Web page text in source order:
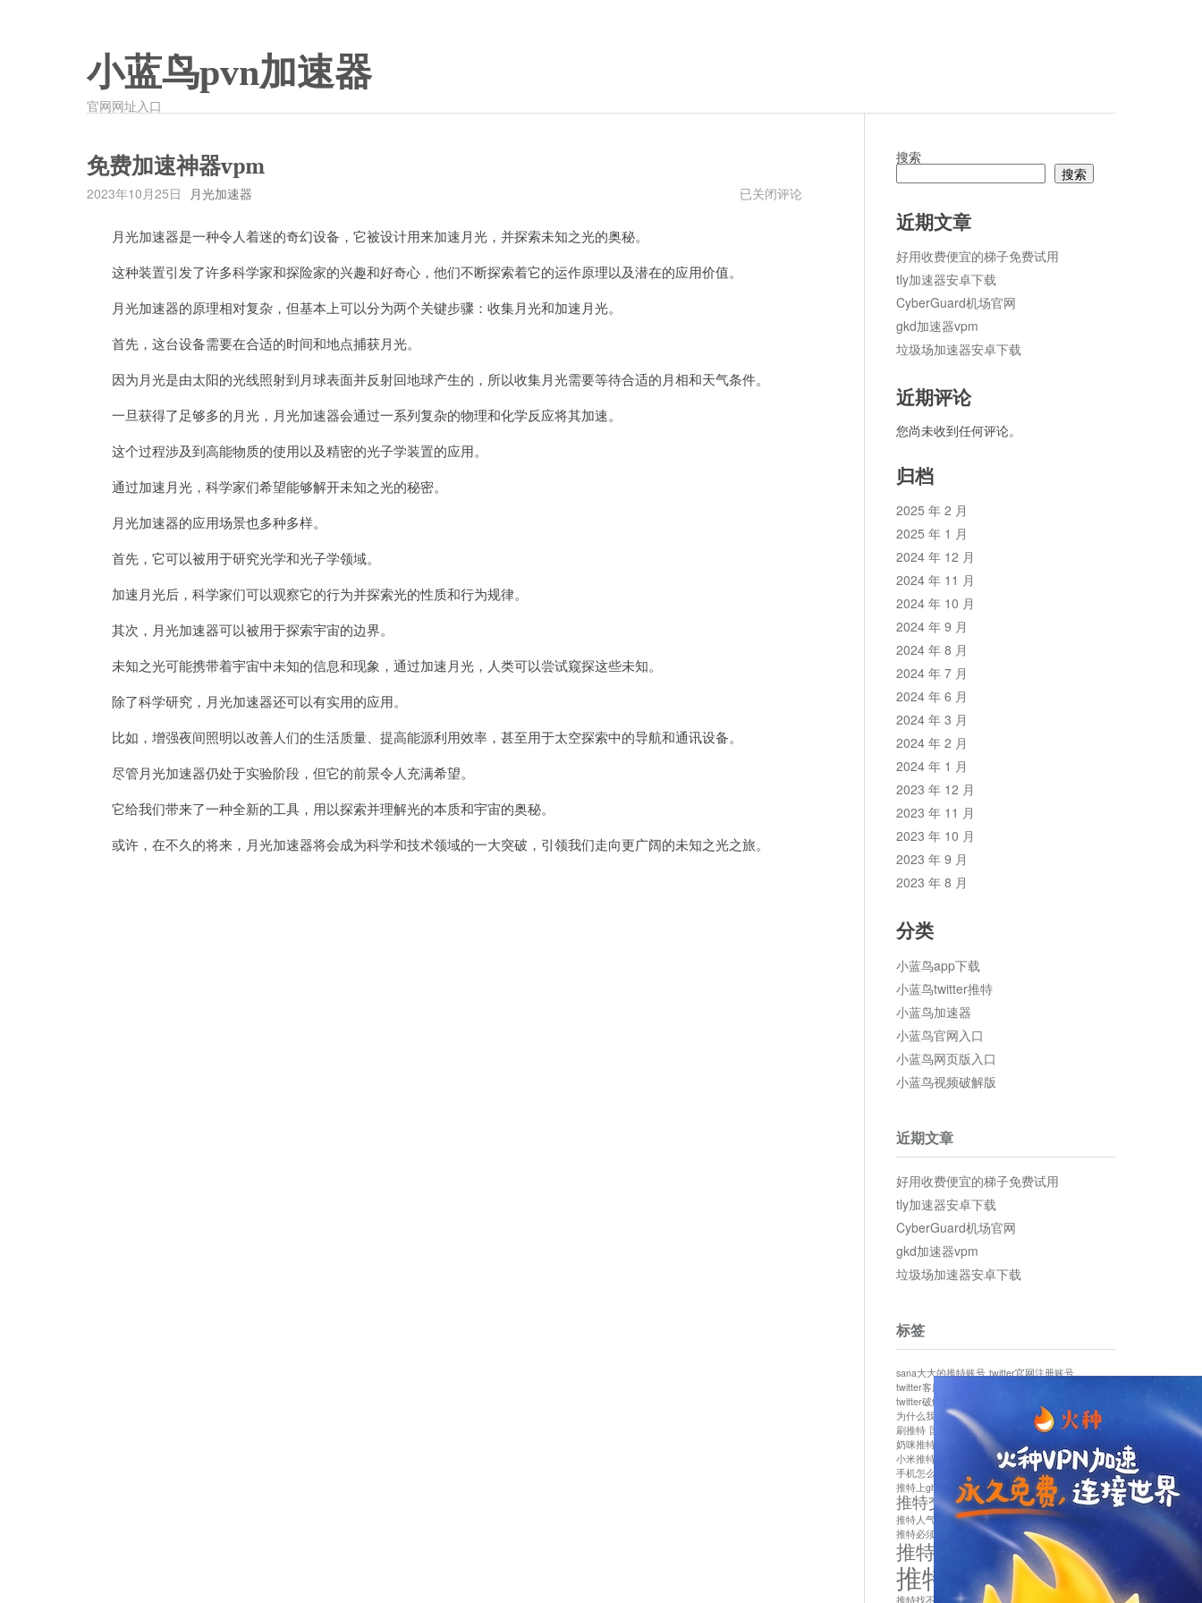
小蓝鸟pvn加速器
官网网址入口
免费加速神器vpm
2023年10月25日 月光加速器
免
已关闭评论
月光加速器是一种令人着迷的奇幻设备，它被设计用来加速月光，并探索未知之光的奥秘。
这种装置引发了许多科学家和探险家的兴趣和好奇心，他们不断探索着它的运作原理以及潜在的应用价值。
月光加速器的原理相对复杂，但基本上可以分为两个关键步骤：收集月光和加速月光。
首先，这台设备需要在合适的时间和地点捕获月光。
因为月光是由太阳的光线照射到月球表面并反射回地球产生的，所以收集月光需要等待合适的月相和天气条件。
一旦获得了足够多的月光，月光加速器会通过一系列复杂的物理和化学反应将其加速。
这个过程涉及到高能物质的使用以及精密的光子学装置的应用。
通过加速月光，科学家们希望能够解开未知之光的秘密。
月光加速器的应用场景也多种多样。
首先，它可以被用于研究光学和光子学领域。
加速月光后，科学家们可以观察它的行为并探索光的性质和行为规律。
其次，月光加速器可以被用于探索宇宙的边界。
未知之光可能携带着宇宙中未知的信息和现象，通过加速月光，人类可以尝试窥探这些未知。
除了科学研究，月光加速器还可以有实用的应用。
比如，增强夜间照明以改善人们的生活质量、提高能源利用效率，甚至用于太空探索中的导航和通讯设备。
尽管月光加速器仍处于实验阶段，但它的前景令人充满希望。
它给我们带来了一种全新的工具，用以探索并理解光的本质和宇宙的奥秘。
或许，在不久的将来，月光加速器将会成为科学和技术领域的一大突破，引领我们走向更广阔的未知之光之旅。
搜索
搜索
近期文章
好用收费便宜的梯子免费试用
tly加速器安卓下载
CyberGuard机场官网
gkd加速器vpm
垃圾场加速器安卓下载
近期评论
您尚未收到任何评论。
归档
2025 年 2 月
2025 年 1 月
2024 年 12 月
2024 年 11 月
2024 年 10 月
2024 年 9 月
2024 年 8 月
2024 年 7 月
2024 年 6 月
2024 年 3 月
2024 年 2 月
2024 年 1 月
2023 年 12 月
2023 年 11 月
2023 年 10 月
2023 年 9 月
2023 年 8 月
分类
小蓝鸟app下载
小蓝鸟twitter推特
小蓝鸟加速器
小蓝鸟官网入口
小蓝鸟网页版入口
小蓝鸟视频破解版
近期文章
好用收费便宜的梯子免费试用
tly加速器安卓下载
CyberGuard机场官网
gkd加速器vpm
垃圾场加速器安卓下载
标签
sana大大的推特账号 twitter官网注册账号
twitter客服
twitter破解版下载
为什么我推特无法保存设置
作者sana推特是什么
刷推特 国内为什么不能用twitter 国内能用twitter吗
奶咪推特
如何找回推特密码
小米推特闪退是怎么回事 怎么看推特上的视频
手机怎么注册推特账号
推特devil
推特上ghs的女博主
推特交友软件app下载
推特人气萌货小蔡头喵喵喵 推特实名制
推特必须用外网吗
推特怎么取消关联手机号
推特怎么看敏感内容苹果
推特找不到账号 推特注册必须要手机号